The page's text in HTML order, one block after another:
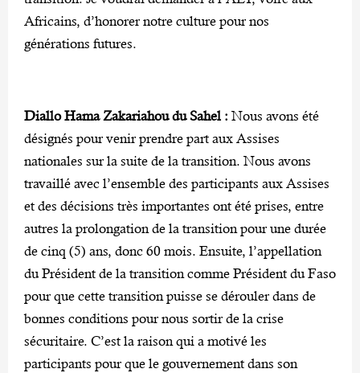
Africains, d’honorer notre culture pour nos
générations futures.
Diallo Hama Zakariahou du Sahel : Nous avons été
désignés pour venir prendre part aux Assises
nationales sur la suite de la transition. Nous avons
travaillé avec l’ensemble des participants aux Assises
et des décisions très importantes ont été prises, entre
autres la prolongation de la transition pour une durée
de cinq (5) ans, donc 60 mois. Ensuite, l’appellation
du Président de la transition comme Président du Faso
pour que cette transition puisse se dérouler dans de
bonnes conditions pour nous sortir de la crise
sécuritaire. C’est la raison qui a motivé les
participants pour que le gouvernement dans son